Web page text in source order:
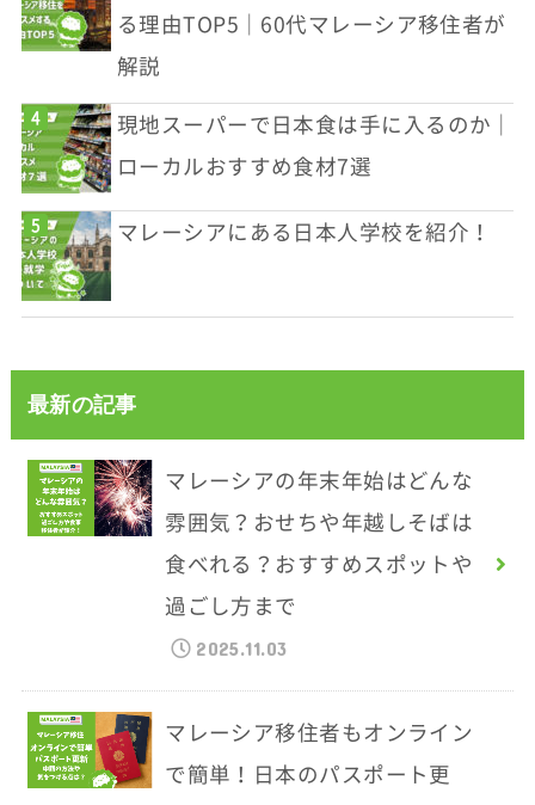
る理由TOP5｜60代マレーシア移住者が
解説
現地スーパーで日本食は手に入るのか｜
ローカルおすすめ食材7選
マレーシアにある日本人学校を紹介！
最新の記事
マレーシアの年末年始はどんな
雰囲気？おせちや年越しそばは
食べれる？おすすめスポットや
過ごし方まで
2025.11.03
マレーシア移住者もオンライン
で簡単！日本のパスポート更